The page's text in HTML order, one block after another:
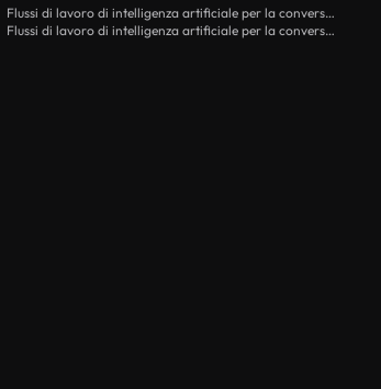
Flussi di lavoro di intelligenza artificiale per la conversione da testo a video
Flussi di lavoro di intelligenza artificiale per la conversione di immagini in video